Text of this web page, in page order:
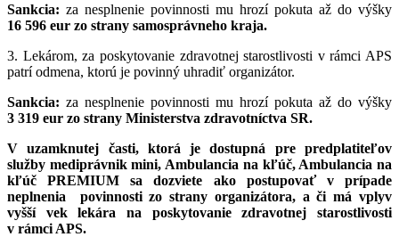
Sankcia: za nesplnenie povinnosti mu hrozí pokuta až do výšky
16 596 eur zo strany samosprávneho kraja.
3. Lekárom, za poskytovanie zdravotnej starostlivosti v rámci APS
patrí odmena, ktorú je povinný uhradiť organizátor.
Sankcia: za nesplnenie povinnosti mu hrozí pokuta až do výšky
3 319 eur zo strany Ministerstva zdravotníctva SR.
V uzamknutej časti, ktorá je dostupná pre predplatiteľov
služby mediprávnik mini, Ambulancia na kľúč, Ambulancia na
kľúč PREMIUM sa dozviete ako postupovať v prípade
neplnenia povinnosti zo strany organizátora, a či má vplyv
vyšší vek lekára na poskytovanie zdravotnej starostlivosti
v rámci APS.